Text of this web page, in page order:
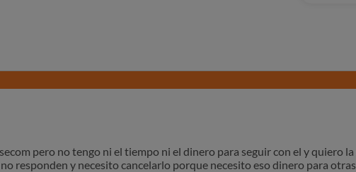
pero no tengo ni el tiempo ni el dinero para seguir con el y quiero
responden y necesito cancelarlo porque necesito eso dinero para